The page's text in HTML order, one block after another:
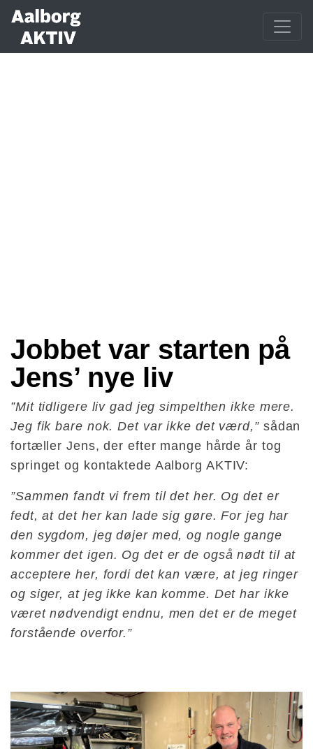
Jobbet var starten på
Jens’ nye liv
”Mit tidligere liv gad jeg simpelthen ikke mere.
Jeg fik bare nok. Det var ikke det værd,” sådan
fortæller Jens, der efter mange hårde år tog
springet og kontaktede Aalborg AKTIV:
”Sammen fandt vi frem til det her. Og det er
fedt, at det her kan lade sig gøre. For jeg har
den sygdom, jeg døjer med, og nogle gange
kommer det igen. Og det er de også nødt til at
acceptere her, fordi det kan være, at jeg ringer
og siger, at jeg ikke kan komme. Det har ikke
været nødvendigt endnu, men det er de meget
forstående overfor.”